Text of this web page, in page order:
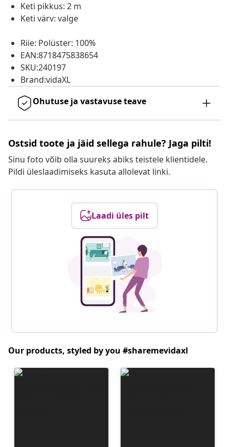
Keti pikkus: 2 m
Keti värv: valge
Riie: Polüster: 100%
EAN:8718475838654
SKU:240197
Brand:vidaXL
Ohutuse ja vastavuse teave
Ostsid toote ja jäid sellega rahule? Jaga pilti!
Sinu foto võib olla suureks abiks teistele klientidele.
Pildi üleslaadimiseks kasuta allolevat linki.
Laadi üles pilt
Our products, styled by you #sharemevidaxl